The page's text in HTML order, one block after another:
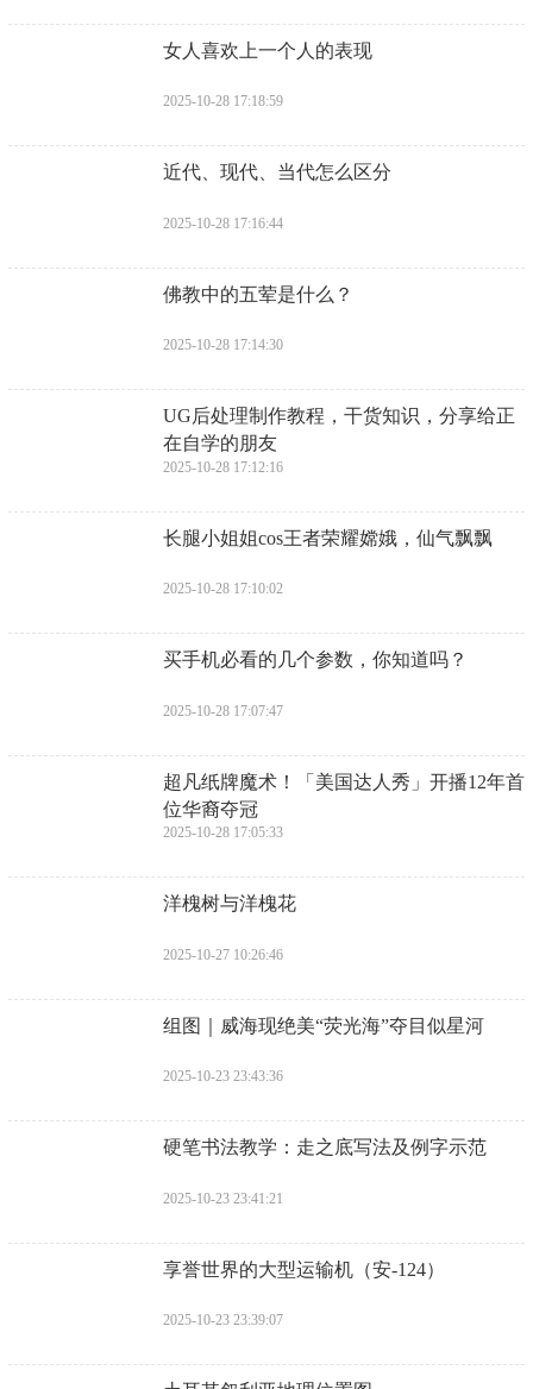
​女人喜欢上一个人的表现
2025-10-28 17:18:59
​近代、现代、当代怎么区分
2025-10-28 17:16:44
​佛教中的五荤是什么？
2025-10-28 17:14:30
​UG后处理制作教程，干货知识，分享给正
在自学的朋友
2025-10-28 17:12:16
​长腿小姐姐cos王者荣耀嫦娥，仙气飘飘
2025-10-28 17:10:02
​买手机必看的几个参数，你知道吗？
2025-10-28 17:07:47
​超凡纸牌魔术！「美国达人秀」开播12年首
位华裔夺冠
2025-10-28 17:05:33
​洋槐树与洋槐花
2025-10-27 10:26:46
​组图｜威海现绝美“荧光海”夺目似星河
2025-10-23 23:43:36
​硬笔书法教学：走之底写法及例字示范
2025-10-23 23:41:21
​享誉世界的大型运输机（安-124）
2025-10-23 23:39:07